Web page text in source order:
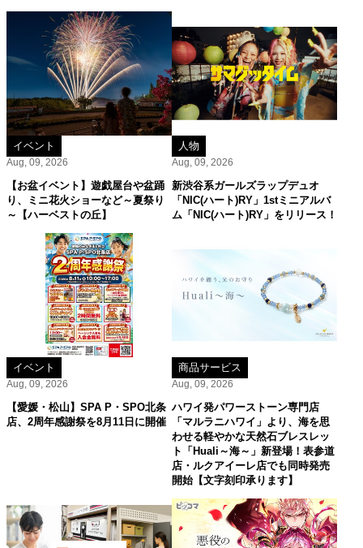
イベント
Aug, 09, 2026
【お盆イベント】遊戯屋台や盆踊
り、ミニ花火ショーなど～夏祭り
～【ハーベストの丘】
人物
Aug, 09, 2026
新渋谷系ガールズラップデュオ
「NIC(ハート)RY」1stミニアルバ
ム「NIC(ハート)RY」をリリース！
イベント
Aug, 09, 2026
【愛媛・松山】SPA P・SPO北条
店、2周年感謝祭を8月11日に開催
商品サービス
Aug, 09, 2026
ハワイ発パワーストーン専門店
「マルラニハワイ」より、海を思
わせる軽やかな天然石ブレスレッ
ト「Huali～海～」新登場！表参道
店・ルクアイーレ店でも同時発売
開始【文字刻印承ります】